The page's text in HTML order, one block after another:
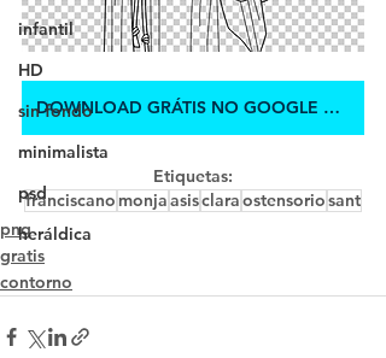
infantil
HD
sin fondo
minimalista
psd
heráldica
DOWNLOAD GRÁTIS NO GOOGLE DRIVE
Etiquetas:
franciscano monjaasisclaraostensoriosant
png
gratis
contorno